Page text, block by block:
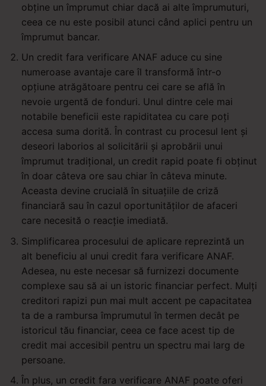
obține un împrumut chiar dacă ai alte împrumuturi,
ceea ce nu este posibil atunci când aplici pentru un
împrumut bancar.
Un credit fara verificare ANAF aduce cu sine
numeroase avantaje care îl transformă într-o
opțiune atrăgătoare pentru cei care se află în
nevoie urgentă de fonduri. Unul dintre cele mai
notabile beneficii este rapiditatea cu care poți
accesa suma dorită. În contrast cu procesul lent și
deseori laborios al solicitării și aprobării unui
împrumut tradițional, un credit rapid poate fi obținut
în doar câteva ore sau chiar în câteva minute.
Aceasta devine crucială în situațiile de criză
financiară sau în cazul oportunităților de afaceri
care necesită o reacție imediată.
Simplificarea procesului de aplicare reprezintă un
alt beneficiu al unui credit fara verificare ANAF.
Adesea, nu este necesar să furnizezi documente
complexe sau să ai un istoric financiar perfect. Mulți
creditori rapizi pun mai mult accent pe capacitatea
ta de a rambursa împrumutul în termen decât pe
istoricul tău financiar, ceea ce face acest tip de
credit mai accesibil pentru un spectru mai larg de
persoane.
În plus, un credit fara verificare ANAF poate oferi